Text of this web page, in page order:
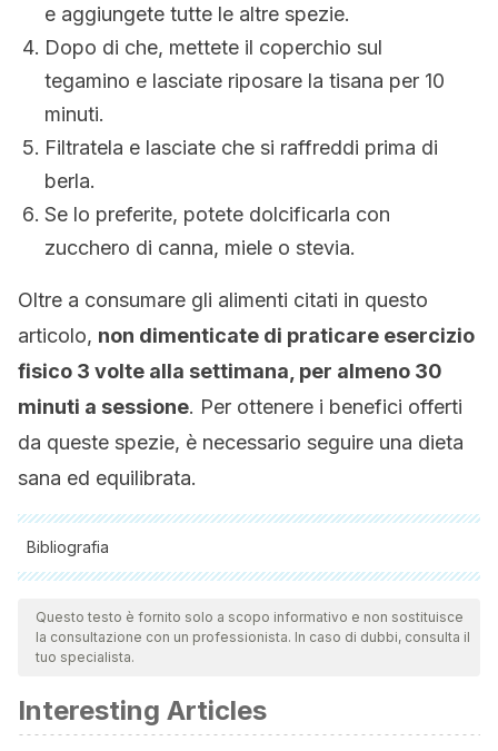
e aggiungete tutte le altre spezie.
Dopo di che, mettete il coperchio sul
tegamino e lasciate riposare la tisana per 10
minuti.
Filtratela e lasciate che si raffreddi prima di
berla.
Se lo preferite, potete dolcificarla con
zucchero di canna, miele o stevia.
Oltre a consumare gli alimenti citati in questo
articolo, non dimenticate di praticare esercizio
fisico 3 volte alla settimana, per almeno 30
minuti a sessione. Per ottenere i benefici offerti
da queste spezie, è necessario seguire una dieta
sana ed equilibrata.
Bibliografia
Tutte le fonti citate sono state esaminate a fondo dal nostro
team per garantirne la qualità, l'affidabilità, l'attualità e la
validità. La bibliografia di questo articolo è stata considerata
Taghizadeh M., Farzin N., Taheri S., Mahlouji M., et al., The
effect of dietary supplements containing green tea,
Questo testo è fornito solo a scopo informativo e non sostituisce
la consultazione con un professionista. In caso di dubbi, consulta il
tuo specialista.
Interesting Articles